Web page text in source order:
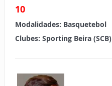
10
Modalidades: Basquetebol
Clubes: Sporting Beira (SCB)